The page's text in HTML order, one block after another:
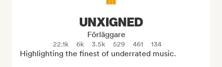
UNXIGNED
Förläggare
22.1k 6k 3.5k 529 461 134
Highlighting the finest of underrated music.